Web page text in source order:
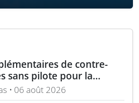
de contre-
sans pilote pour la
• 06 août 2026